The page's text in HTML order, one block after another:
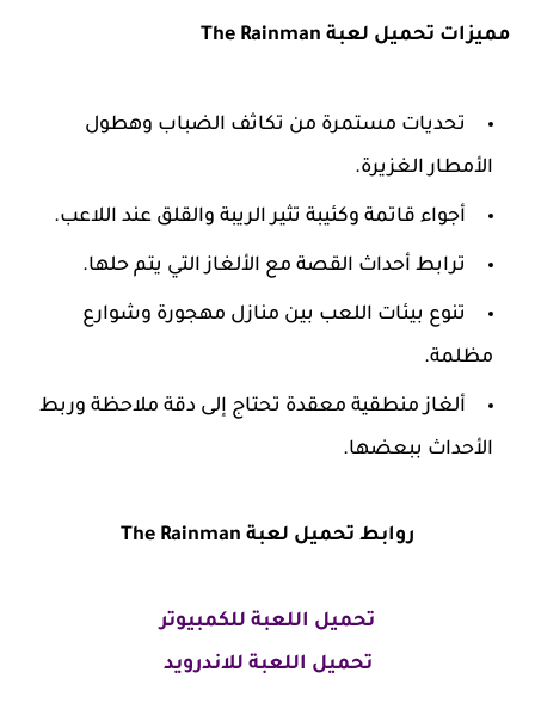
مميزات تحميل لعبة The Rainman
تحديات مستمرة من تكاثف الضباب وهطول
الأمطار الغزيرة.
أجواء قاتمة وكئيبة تثير الريبة والقلق عند اللاعب.
ترابط أحداث القصة مع الألغاز التي يتم حلها.
تنوع بيئات اللعب بين منازل مهجورة وشوارع
مظلمة.
ألغاز منطقية معقدة تحتاج إلى دقة ملاحظة وربط
الأحداث ببعضها.
روابط تحميل لعبة The Rainman
تحميل اللعبة للكمبيوتر
تحميل اللعبة للاندرويد